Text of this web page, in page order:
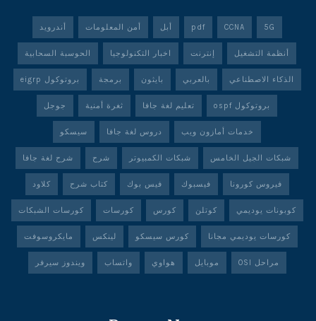
5G
CCNA
pdf أبل أمن المعلومات أندرويد
أنظمة التشغيل إنترنت اخبار التكنولوجيا الحوسبة السحابية
الذكاء الاصطناعي بالعربي بايثون برمجة بروتوكول eigrp
بروتوكول ospf تعليم لغة جافا ثغرة أمنية جوجل
خدمات أمازون ويب دروس لغة جافا سيسكو
شبكات الجيل الخامس شبكات الكمبيوتر شرح شرح لغة جافا
فيروس كورونا فيسبوك فيس بوك كتاب شرح كلاود
كوبونات يوديمي كوتلن كورس كورسات كورسات الشبكات
كورسات يوديمي مجانا كورس سيسكو لينكس مايكروسوفت
مراحل OSI موبايل هواوي واتساب ويندوز سيرفر